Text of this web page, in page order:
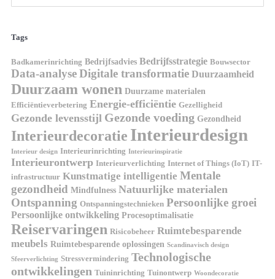
Tags
Badkamerinrichting Bedrijfsadvies Bedrijfsstrategie Bouwsector
Data-analyseDigitale transformatie Duurzaamheid
Duurzaam wonen Duurzame materialen
Efficiëntieverbetering Energie-efficiëntie Gezelligheid
Gezonde levensstijl Gezonde voeding Gezondheid
Interieurdecoratie Interieurdesign
Interieur design Interieurinrichting Interieurinspiratie
Interieurontwerp Interieurverlichting Internet of Things (IoT) IT-
infrastructuur Kunstmatige intelligentie Mentale
gezondheid Mindfulness Natuurlijke materialen
Ontspanning Ontspanningstechnieken Persoonlijke groei
Persoonlijke ontwikkeling Procesoptimalisatie
Reiservaringen Risicobeheer Ruimtebesparende
meubels Ruimtebesparende oplossingen Scandinavisch design
Sfeerverlichting Stressvermindering Technologische
ontwikkelingen Tuininrichting Tuinontwerp Woondecoratie